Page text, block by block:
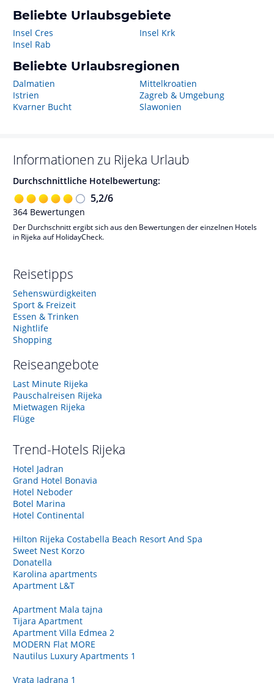
Beliebte Urlaubsgebiete
Insel Cres
Insel Rab
Insel Krk
Beliebte Urlaubsregionen
Dalmatien
Istrien
Kvarner Bucht
Mittelkroatien
Zagreb & Umgebung
Slawonien
Informationen zu Rijeka Urlaub
Durchschnittliche Hotelbewertung:
5,2/6
364 Bewertungen
Der Durchschnitt ergibt sich aus den Bewertungen der einzelnen Hotels
in Rijeka auf HolidayCheck.
Reisetipps
Sehenswürdigkeiten
Sport & Freizeit
Essen & Trinken
Nightlife
Shopping
Reiseangebote
Last Minute Rijeka
Pauschalreisen Rijeka
Mietwagen Rijeka
Flüge
Trend-Hotels Rijeka
Hotel Jadran
Grand Hotel Bonavia
Hotel Neboder
Botel Marina
Hotel Continental
Hilton Rijeka Costabella Beach Resort And Spa
Sweet Nest Korzo
Donatella
Karolina apartments
Apartment L&T
Apartment Mala tajna
Tijara Apartment
Apartment Villa Edmea 2
MODERN Flat MORE
Nautilus Luxury Apartments 1
Vrata Jadrana 1